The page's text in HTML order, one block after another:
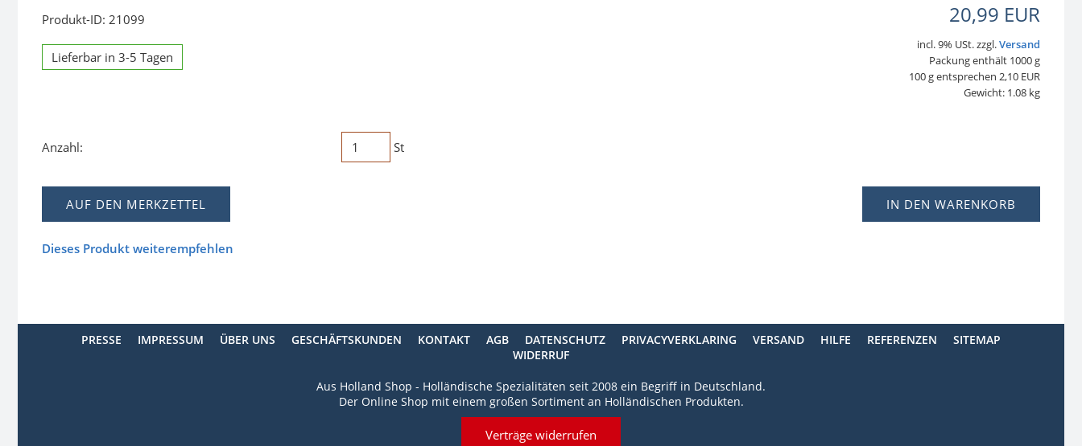
Produkt-ID: 21099
Lieferbar in 3-5 Tagen
20,99 EUR
incl. 9% USt. zzgl.Versand
Packung enthält 1000 g
100 g entsprechen 2,10 EUR
Gewicht: 1.08 kg
Anzahl: St
IN DEN WARENKORB
AUF DEN MERKZETTEL
Dieses Produkt weiterempfehlen
PRESSE IMPRESSUM ÜBER UNS GESCHÄFTSKUNDEN KONTAKT AGB DATENSCHUTZ PRIVACYVERKLARING VERSAND HILFE REFERENZEN
SITEMAP
WIDERRUF
Aus Holland Shop - Holländische Spezialitäten seit 2008 ein Begriff in Deutschland.
Der Online Shop mit einem großen Sortiment an Holländischen Produkten.
Verträge widerrufen